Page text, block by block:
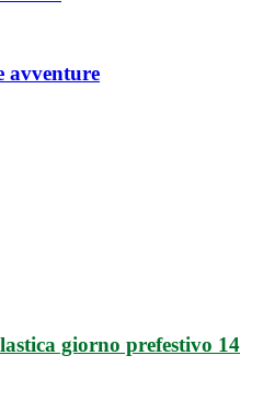
avventure
giorno prefestivo 14